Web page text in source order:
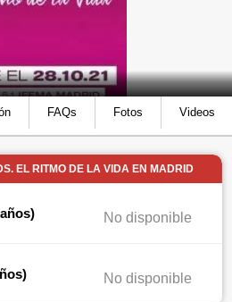
FAQs Fotos Videos
EL RITMO DE LA VIDA EN MADRID
No disponible
No disponible